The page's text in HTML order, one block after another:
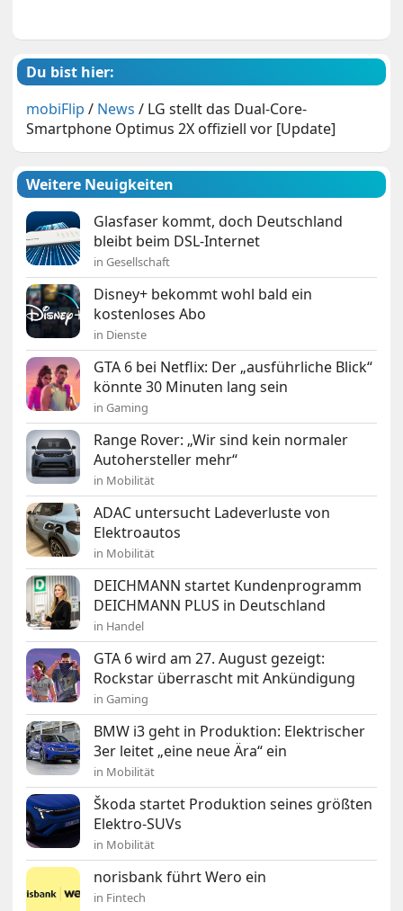
Du bist hier:
mobiFlip / News / LG stellt das Dual-Core-
Smartphone Optimus 2X offiziell vor [Update]
Weitere Neuigkeiten
Glasfaser kommt, doch Deutschland
bleibt beim DSL-Internet
in Gesellschaft
Disney+ bekommt wohl bald ein
kostenloses Abo
in Dienste
GTA 6 bei Netflix: Der „ausführliche Blick“
könnte 30 Minuten lang sein
in Gaming
Range Rover: „Wir sind kein normaler
Autohersteller mehr“
in Mobilität
ADAC untersucht Ladeverluste von
Elektroautos
in Mobilität
DEICHMANN startet Kundenprogramm
DEICHMANN PLUS in Deutschland
in Handel
GTA 6 wird am 27. August gezeigt:
Rockstar überrascht mit Ankündigung
in Gaming
BMW i3 geht in Produktion: Elektrischer
3er leitet „eine neue Ära“ ein
in Mobilität
Škoda startet Produktion seines größten
Elektro-SUVs
in Mobilität
norisbank führt Wero ein
in Fintech